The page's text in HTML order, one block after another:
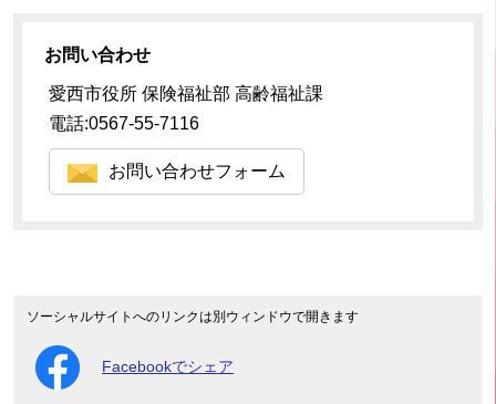
お問い合わせ
愛西市役所 保険福祉部 高齢福祉課
電話:0567-55-7116
お問い合わせフォーム
ソーシャルサイトへのリンクは別ウィンドウで開きます
Facebookでシェア